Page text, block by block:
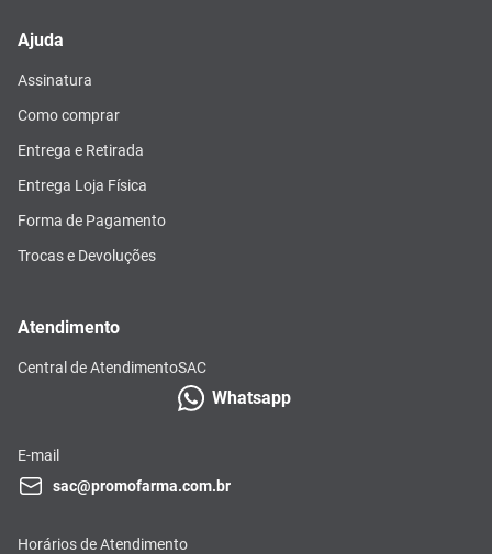
Ajuda
Assinatura
Como comprar
Entrega e Retirada
Entrega Loja Física
Forma de Pagamento
Trocas e Devoluções
Atendimento
Central de AtendimentoSAC
Whatsapp
E-mail
sac@promofarma.com.br
Horários de Atendimento